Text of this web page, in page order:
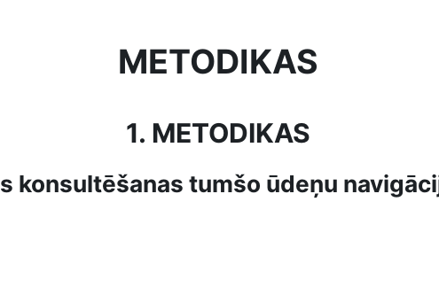
METODIKAS
1. METODIKAS
konsultēšanas tumšo ūdeņu